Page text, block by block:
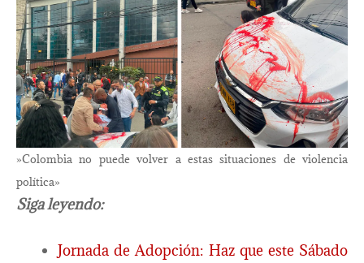
»Colombia no puede volver a estas situaciones de violencia
política»
Siga leyendo:
Jornada de Adopción: Haz que este Sábado